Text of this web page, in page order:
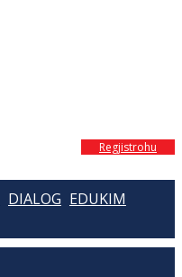
Regjistrohu
DIALOG EDUKIM